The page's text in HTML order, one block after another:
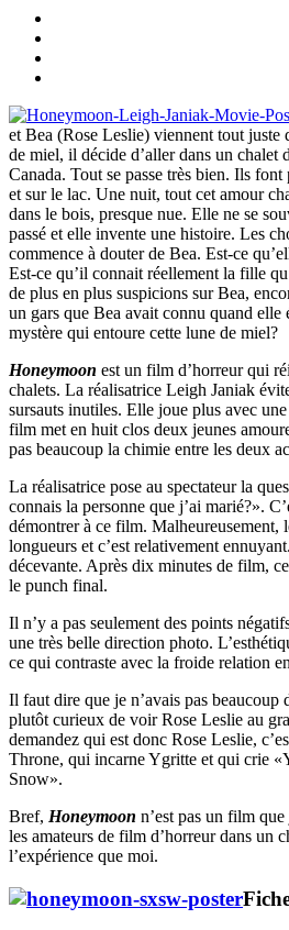
et Bea (Rose Leslie) viennent tout juste
de miel, il décide d’aller dans un chalet
Canada. Tout se passe très bien. Ils
et sur le lac. Une nuit, tout cet amour
dans le bois, presque nue. Elle ne se
passé et elle invente une histoire. Les
commence à douter de Bea. Est-ce
Est-ce qu’il connait réellement la fille
de plus en plus suspicions sur Bea,
un gars que Bea avait connu quand elle
mystère qui entoure cette lune de miel?
Honeymoon est un film d’horreur qui
chalets. La réalisatrice Leigh Janiak
sursauts inutiles. Elle joue plus avec
film met en huit clos deux jeunes
pas beaucoup la chimie entre les deux
La réalisatrice pose au spectateur la
connais la personne que j’ai marié?».
démontrer à ce film. Malheureusement,
longueurs et c’est relativement
décevante. Après dix minutes de film,
le punch final.
Il n’y a pas seulement des points
une très belle direction photo.
ce qui contraste avec la froide relation
Il faut dire que je n’avais pas beaucoup
plutôt curieux de voir Rose Leslie au
demandez qui est donc Rose Leslie,
Throne, qui incarne Ygritte et qui crie
Snow».
Bref, Honeymoon n’est pas un film
les amateurs de film d’horreur dans un
l’expérience que moi.